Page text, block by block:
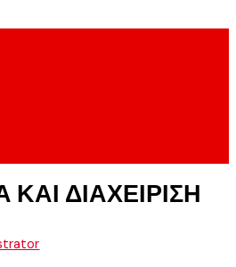
ΔΙΑΧΕΙΡΙΣΗ